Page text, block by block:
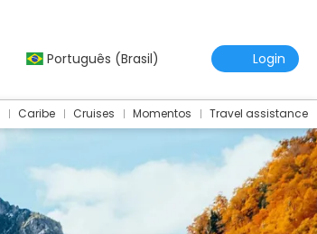
Português (Brasil) Login
Caribe Cruises Momentos Travel assistance